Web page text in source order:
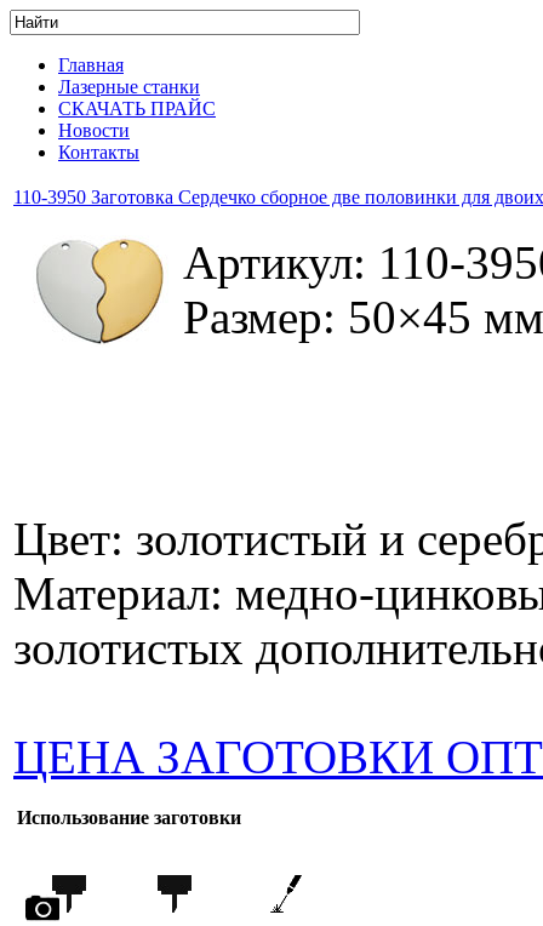
Главная
Лазерные станки
СКАЧАТЬ ПРАЙС
Новости
Контакты
110-3950 Заготовка Сердечко сборное две половинки для
Артикул: 110-
Размер: 50×45 мм
Цвет: золотистый и
Материал: медно-
золотистых
ЦЕНА ЗАГОТОВКИ
Использование заготовки